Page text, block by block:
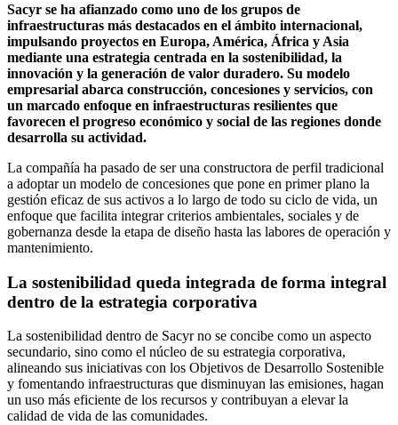
Sacyr se ha afianzado como uno de los grupos de
infraestructuras más destacados en el ámbito internacional,
impulsando proyectos en Europa, América, África y Asia
mediante una estrategia centrada en la sostenibilidad, la
innovación y la generación de valor duradero. Su modelo
empresarial abarca construcción, concesiones y servicios, con
un marcado enfoque en infraestructuras resilientes que
favorecen el progreso económico y social de las regiones donde
desarrolla su actividad.
La compañía ha pasado de ser una constructora de perfil tradicional
a adoptar un modelo de concesiones que pone en primer plano la
gestión eficaz de sus activos a lo largo de todo su ciclo de vida, un
enfoque que facilita integrar criterios ambientales, sociales y de
gobernanza desde la etapa de diseño hasta las labores de operación y
mantenimiento.
La sostenibilidad queda integrada de forma integral
dentro de la estrategia corporativa
La sostenibilidad dentro de Sacyr no se concibe como un aspecto
secundario, sino como el núcleo de su estrategia corporativa,
alineando sus iniciativas con los Objetivos de Desarrollo Sostenible
y fomentando infraestructuras que disminuyan las emisiones, hagan
un uso más eficiente de los recursos y contribuyan a elevar la
calidad de vida de las comunidades.